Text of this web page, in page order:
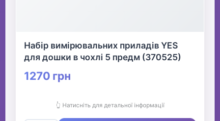
Набір вимірювальних приладів YES
для дошки в чохлi 5 предм (370525)
1270 грн
👆 Натисніть для детальної інформації